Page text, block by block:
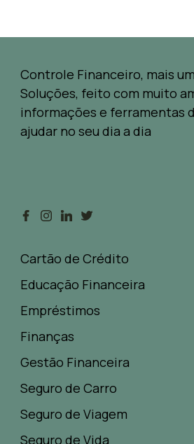
Controle Financeiro, mais
Soluções, feito com muito
informações e ferramentas
ajudar no seu dia a dia
Cartão de Crédito
Educação Financeira
Empréstimos
Finanças
Gestão Financeira
Seguro de Carro
Seguro de Viagem
Seguro de Vida